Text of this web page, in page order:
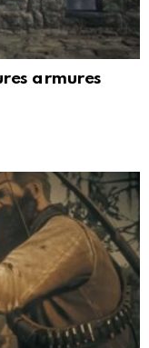
armures